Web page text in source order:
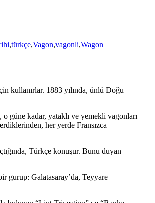
,türkçe,Vagon,vagonli,Wagon
kullanırlar. 1883 yılında, ünlü Doğu
güne kadar, yataklı ve yemekli vagonları
her yerde Fransızca
Türkçe konuşur. Bunu duyan
gurup: Galatasaray’da, Teyyare